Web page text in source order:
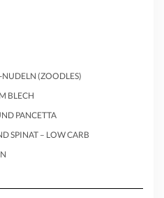
(ZOODLES)
BLECH
PANCETTA
SPINAT – LOW CARB